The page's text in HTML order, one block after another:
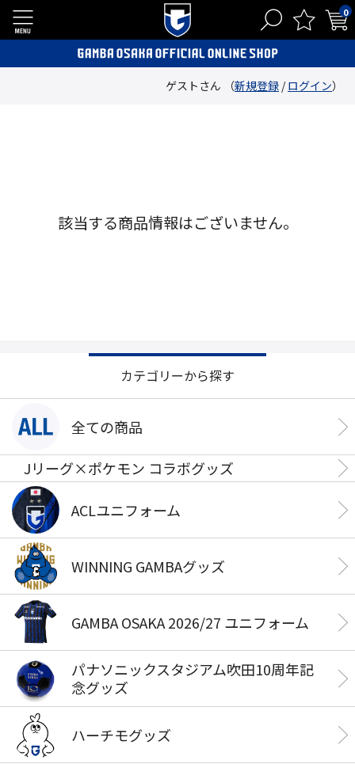
0
ゲストさん （新規登録 /ログイン）
該当する商品情報はございません。
カテゴリーから探す
全ての商品
Jリーグ×ポケモン コラボグッズ
ACLユニフォーム
WINNING GAMBAグッズ
GAMBA OSAKA 2026/27 ユニフォーム
パナソニックスタジアム吹田10周年記
念グッズ
ハーチモグッズ